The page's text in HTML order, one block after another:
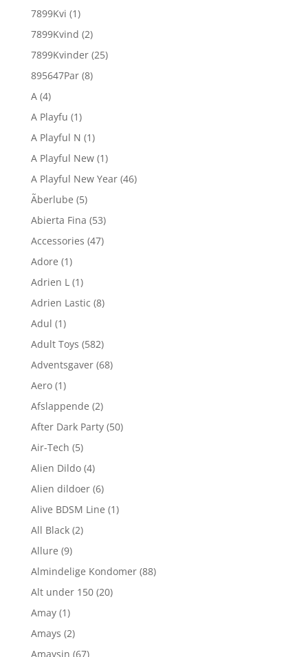
7899Kvi (1)
7899Kvind (2)
7899Kvinder (25)
895647Par (8)
A (4)
A Playfu (1)
A Playful N (1)
A Playful New (1)
A Playful New Year (46)
Ãberlube (5)
Abierta Fina (53)
Accessories (47)
Adore (1)
Adrien L (1)
Adrien Lastic (8)
Adul (1)
Adult Toys (582)
Adventsgaver (68)
Aero (1)
Afslappende (2)
After Dark Party (50)
Air-Tech (5)
Alien Dildo (4)
Alien dildoer (6)
Alive BDSM Line (1)
All Black (2)
Allure (9)
Almindelige Kondomer (88)
Alt under 150 (20)
Amay (1)
Amays (2)
Amaysin (67)